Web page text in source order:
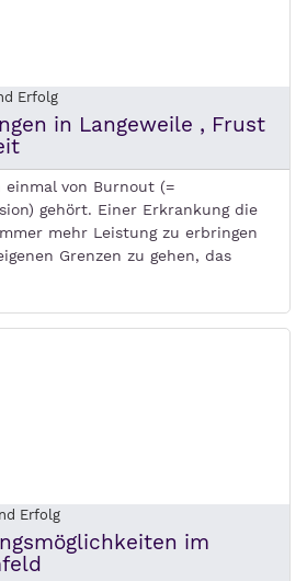
Erfolg
in Langeweile , Frust
von Burnout (=
gehört. Einer Erkrankung die
mehr Leistung zu erbringen
Grenzen zu gehen, das
Erfolg
im